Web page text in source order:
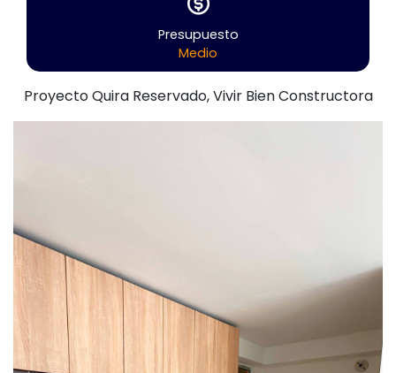
Presupuesto
Medio
Proyecto Quira Reservado, Vivir Bien Constructora